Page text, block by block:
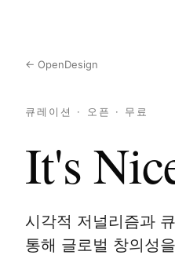
← OpenDesign
큐레이션 · 오픈 · 무료
It's
시각적 저널리즘과
통해 글로벌 창의성